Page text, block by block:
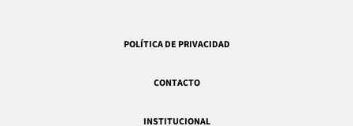
POLÍTICA DE PRIVACIDAD
CONTACTO
INSTITUCIONAL